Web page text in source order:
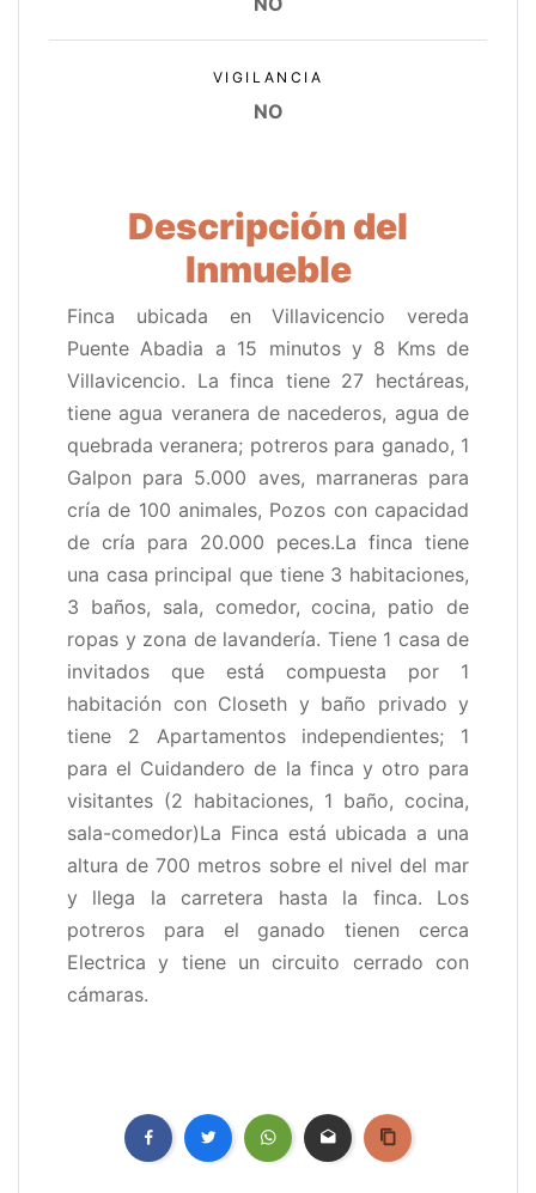
VIGILANCIA
NO
Descripción del
Inmueble
Finca ubicada en Villavicencio vereda
Puente Abadia a 15 minutos y 8 Kms de
Villavicencio. La finca tiene 27 hectáreas,
tiene agua veranera de nacederos, agua de
quebrada veranera; potreros para ganado, 1
Galpon para 5.000 aves, marraneras para
cría de 100 animales, Pozos con capacidad
de cría para 20.000 peces.La finca tiene
una casa principal que tiene 3 habitaciones,
3 baños, sala, comedor, cocina, patio de
ropas y zona de lavandería. Tiene 1 casa de
invitados que está compuesta por 1
habitación con Closeth y baño privado y
tiene 2 Apartamentos independientes; 1
para el Cuidandero de la finca y otro para
visitantes (2 habitaciones, 1 baño, cocina,
sala-comedor)La Finca está ubicada a una
altura de 700 metros sobre el nivel del mar
y llega la carretera hasta la finca. Los
potreros para el ganado tienen cerca
Electrica y tiene un circuito cerrado con
cámaras.